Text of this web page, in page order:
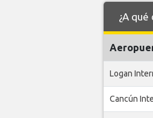
¿A
Logan
Cancún